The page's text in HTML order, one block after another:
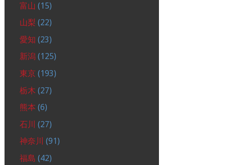
富山 (15)
山梨 (22)
愛知 (23)
新潟 (125)
東京 (193)
栃木 (27)
熊本 (6)
石川 (27)
神奈川 (91)
福島 (42)